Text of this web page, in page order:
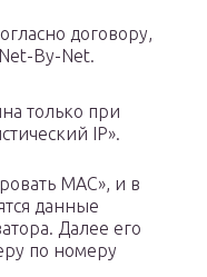
договору,
By-Net.
только при
IP».
MAC», и в
данные
Далее его
по номеру